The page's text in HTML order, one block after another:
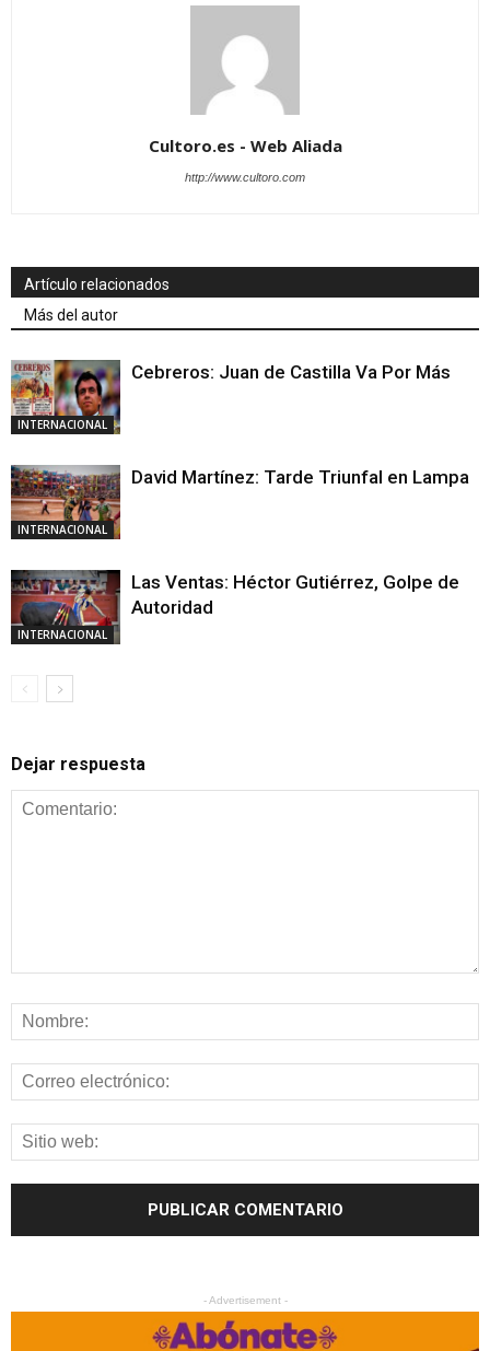
Cultoro.es - Web Aliada
http://www.cultoro.com
Artículo relacionados
Más del autor
INTERNACIONAL
Cebreros: Juan de Castilla Va Por Más
INTERNACIONAL
David Martínez: Tarde Triunfal en Lampa
INTERNACIONAL
Las Ventas: Héctor Gutiérrez, Golpe de
Autoridad
Dejar respuesta
- Advertisement -